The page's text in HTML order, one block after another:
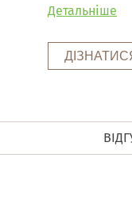
Детальніше